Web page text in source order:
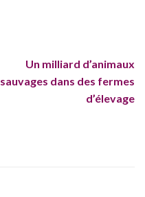
Un milliard d’animaux
sauvages dans des fermes
d’élevage